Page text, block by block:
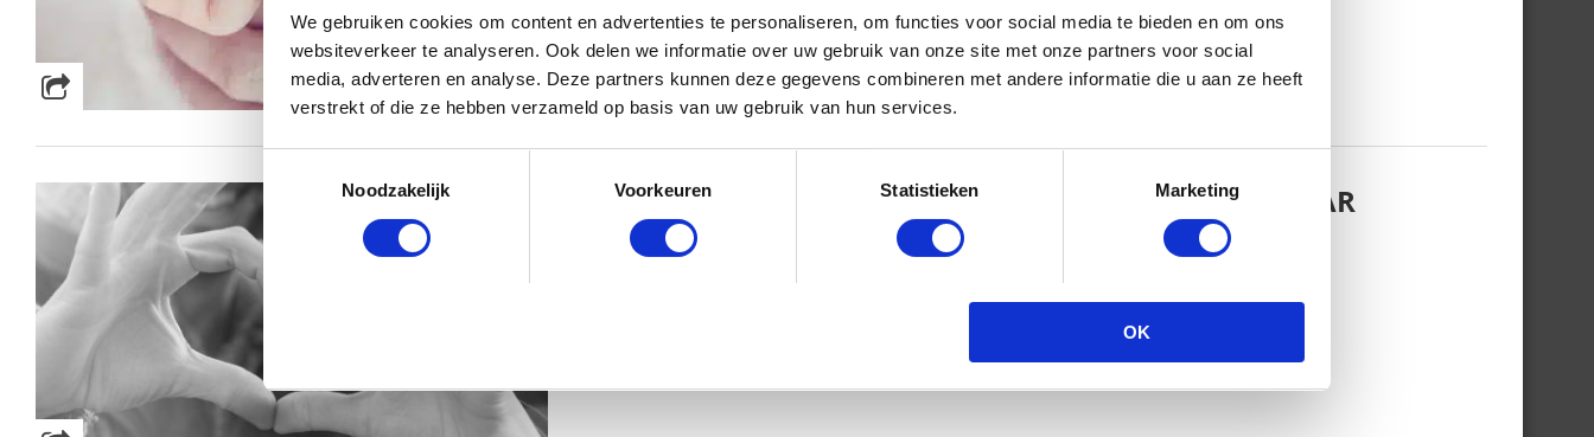
We gebruiken cookies om content en advertenties te personaliseren, om functies voor social media te bieden en om ons
websiteverkeer te analyseren. Ook delen we informatie over uw gebruik van onze site met onze partners voor social
media, adverteren en analyse. Deze partners kunnen deze gegevens combineren met andere informatie die u aan ze heeft
verstrekt of die ze hebben verzameld op basis van uw gebruik van hun services.
Noodzakelijk
Voorkeuren Statistieken Marketing
OK
KIM KÖTTER DEELT PRACHTIGE GEZINSFOTO MET HAAR
MANNEN